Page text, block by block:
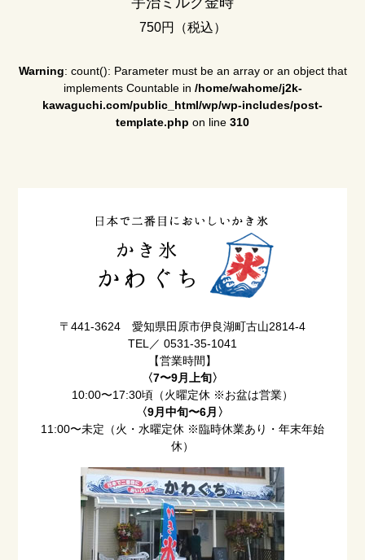
750円（税込）
Warning: count(): Parameter must be an array or an object that
implements Countable in /home/wahome/j2k-
kawaguchi.com/public_html/wp/wp-includes/post-
template.php on line 310
〒441-3624 愛知県田原市伊良湖町古山2814-4
TEL／ 0531-35-1041
【営業時間】
〈7〜9月上旬〉
10:00〜17:30頃（火曜定休 ※お盆は営業）
〈9月中旬〜6月〉
11:00〜未定（火・水曜定休 ※臨時休業あり・年末年始
休）